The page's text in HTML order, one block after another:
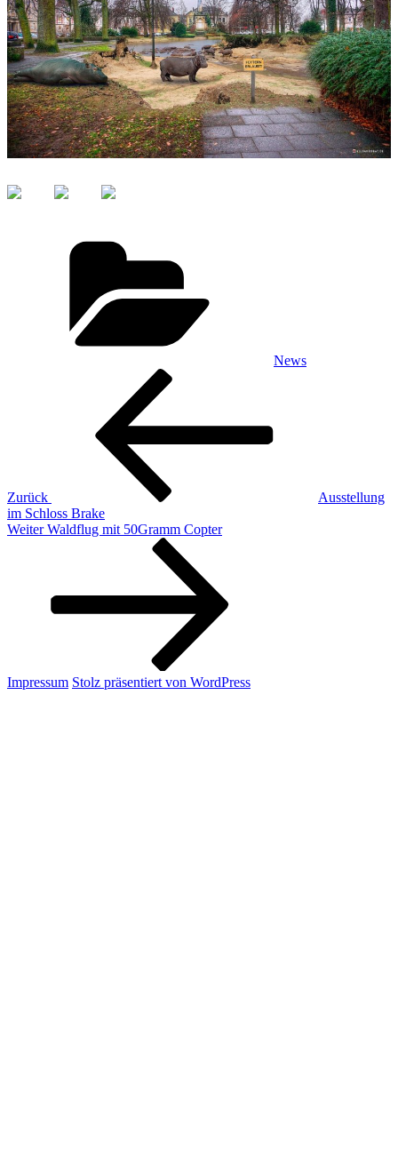
News
Beitragsnavigation
Zurück
Ausstellung
im Schloss Brake
Nächster
Weiter Waldflug mit 50Gramm Copter
Impressum Stolz präsentiert von WordPress